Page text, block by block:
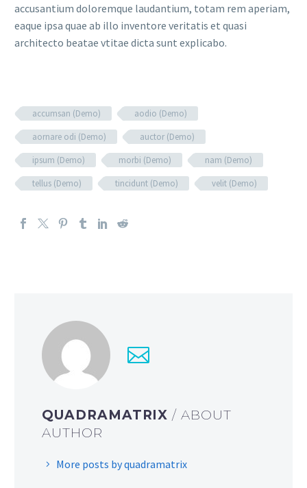
accusantium doloremque laudantium, totam rem aperiam,
eaque ipsa quae ab illo inventore veritatis et quasi
architecto beatae vtitae dicta sunt explicabo.
accumsan (Demo)
aodio (Demo)
aornare odi (Demo)
auctor (Demo)
ipsum (Demo)
morbi (Demo)
nam (Demo)
tellus (Demo)
tincidunt (Demo) velit (Demo)
QUADRAMATRIX/ ABOUT
AUTHOR
More posts by quadramatrix